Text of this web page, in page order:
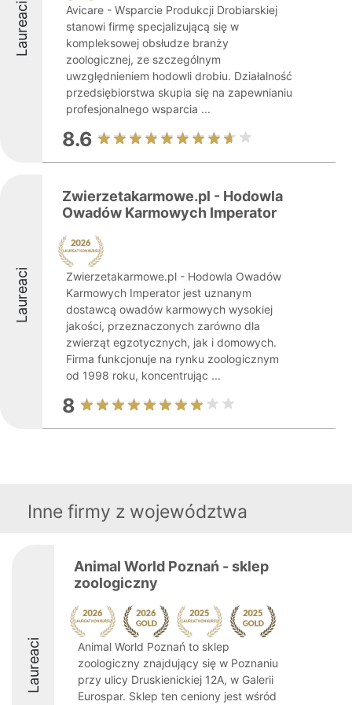
Laureaci
Avicare - Wsparcie Produkcji Drobiarskiej
stanowi firmę specjalizującą się w
kompleksowej obsłudze branży
zoologicznej, ze szczególnym
uwzględnieniem hodowli drobiu. Działalność
przedsiębiorstwa skupia się na zapewnianiu
profesjonalnego wsparcia ...
8.6
Laureaci
Zwierzetakarmowe.pl - Hodowla
Owadów Karmowych Imperator
Zwierzetakarmowe.pl - Hodowla Owadów
Karmowych Imperator jest uznanym
dostawcą owadów karmowych wysokiej
jakości, przeznaczonych zarówno dla
zwierząt egzotycznych, jak i domowych.
Firma funkcjonuje na rynku zoologicznym
od 1998 roku, koncentrując ...
8
Inne firmy z województwa
Laureaci
Animal World Poznań - sklep
zoologiczny
Animal World Poznań to sklep
zoologiczny znajdujący się w Poznaniu
przy ulicy Druskienickiej 12A, w Galerii
Eurospar. Sklep ten ceniony jest wśród